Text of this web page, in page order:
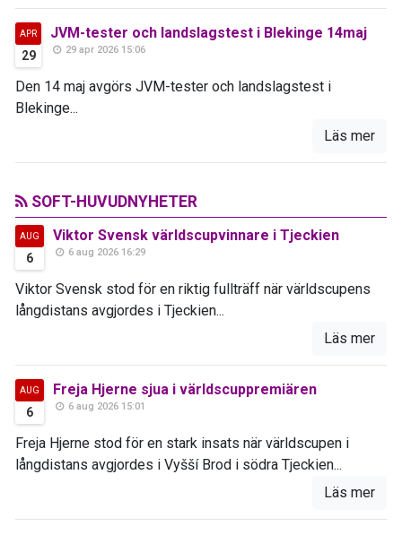
APR
29
JVM-tester och landslagstest i Blekinge 14maj
29 apr 2026 15:06
Den 14 maj avgörs JVM-tester och landslagstest i
Blekinge...
Läs mer
SOFT-HUVUDNYHETER
AUG
6
Viktor Svensk världscupvinnare i Tjeckien
6 aug 2026 16:29
Viktor Svensk stod för en riktig fullträff när världscupens
långdistans avgjordes i Tjeckien...
Läs mer
AUG
6
Freja Hjerne sjua i världscuppremiären
6 aug 2026 15:01
Freja Hjerne stod för en stark insats när världscupen i
långdistans avgjordes i Vyšší Brod i södra Tjeckien...
Läs mer